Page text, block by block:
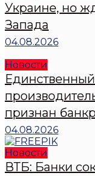
Украине, но
Запада
04.08.2026
Новости
признан
04.08.2026
Новости
ВТБ: Банки